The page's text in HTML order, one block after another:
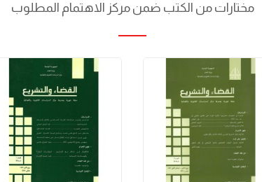
مختارات من الكتب ضمن مركز الاهتمام المطلوب